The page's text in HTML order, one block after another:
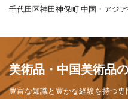
千代田区神田神保町 中国・アジ
美術品・中国美術品
豊富な知識と豊かな経験を持つ専